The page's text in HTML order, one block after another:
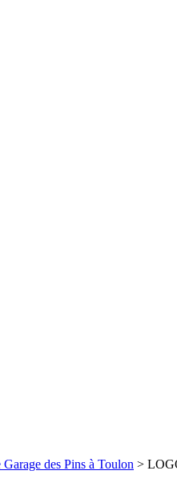
des Pins à Toulon >